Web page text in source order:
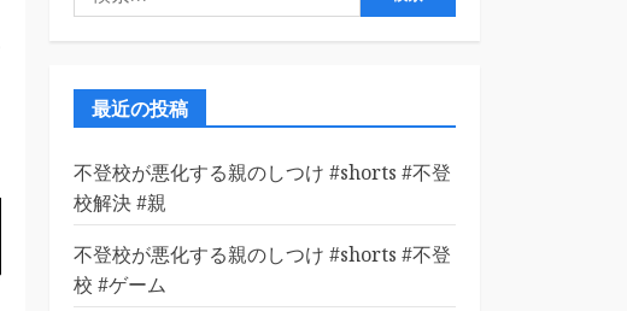
索:
最近の投稿
不登校が悪化する親のしつけ #shorts #不登
校解決 #親
不登校が悪化する親のしつけ #shorts #不登
校 #ゲーム